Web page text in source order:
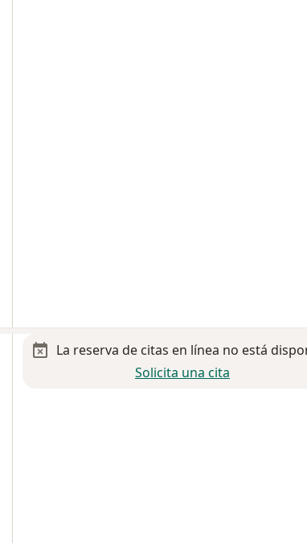
La reserva de citas en línea no está
Solicita una cita